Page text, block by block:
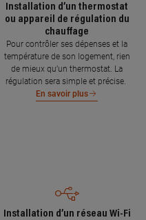
Installation d’un thermostat
ou appareil de régulation du
chauffage
Pour contrôler ses dépenses et la
température de son logement, rien
de mieux qu’un thermostat. La
régulation sera simple et précise.
En savoir plus
Installation d’un réseau Wi-Fi